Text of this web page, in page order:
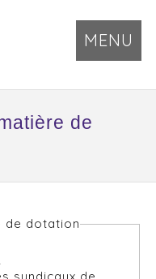
MENU
de
de dotation
syndicaux de